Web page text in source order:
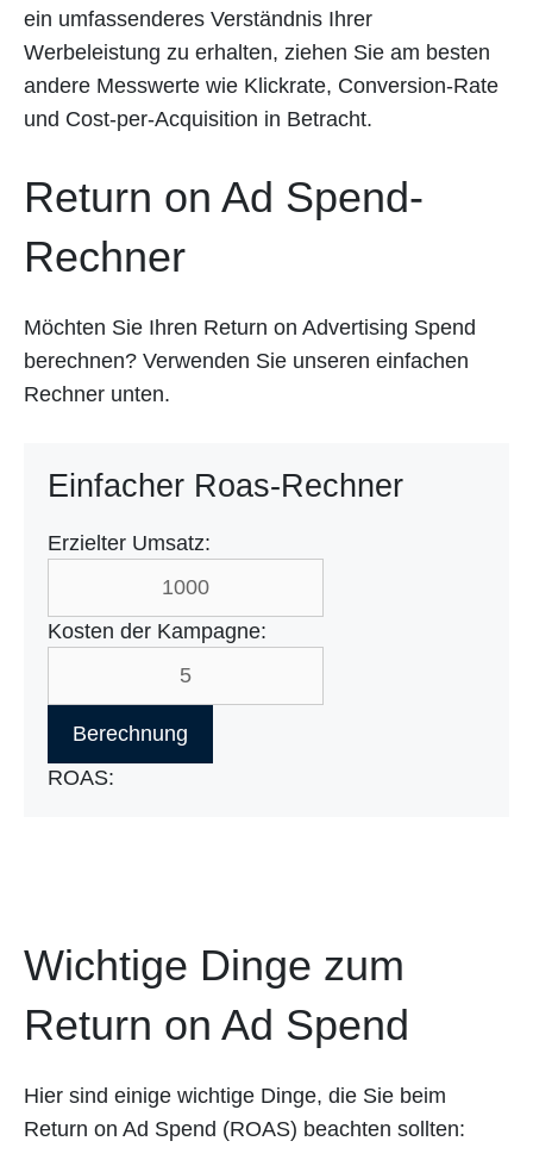
ein umfassenderes Verständnis Ihrer
Werbeleistung zu erhalten, ziehen Sie am besten
andere Messwerte wie Klickrate, Conversion-Rate
und Cost-per-Acquisition in Betracht.
Return on Ad Spend-
Rechner
Möchten Sie Ihren Return on Advertising Spend
berechnen? Verwenden Sie unseren einfachen
Rechner unten.
Einfacher Roas-Rechner
Erzielter Umsatz:
Kosten der Kampagne:
Berechnung
ROAS:
Wichtige Dinge zum
Return on Ad Spend
Hier sind einige wichtige Dinge, die Sie beim
Return on Ad Spend (ROAS) beachten sollten: